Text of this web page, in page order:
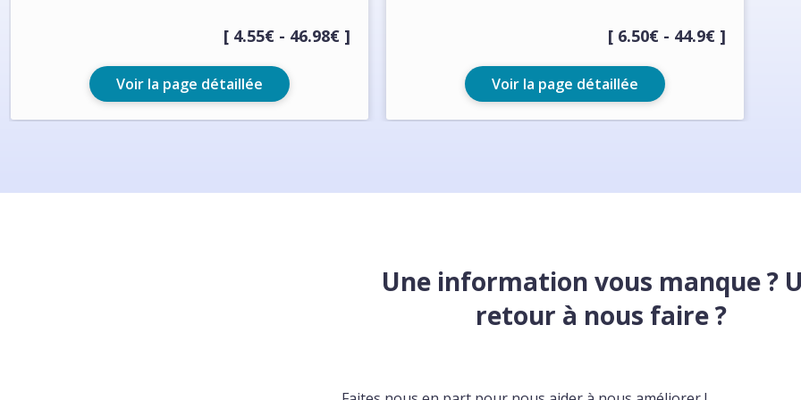
[ 4.55€ - 46.98€ ]
Voir la page détaillée
[ 6.50€ - 44.9€ ]
Voir la page détaillée
Une information vous manque ?
retour à nous faire ?